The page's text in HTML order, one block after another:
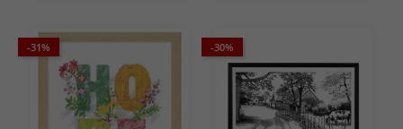
-31% -30%